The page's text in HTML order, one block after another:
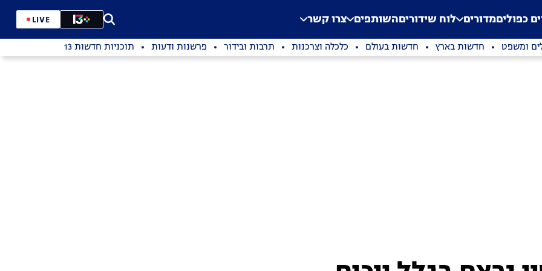
Application error: a
. כפוליםמדורים לוח שידוריםהשותפים צרו קשר LIVE
ומשפט חדשות בארץ חדשות בעולם כלכלה וצרכנות תרבות ובידור פרשנות ודעות תוכניות חדשות 13